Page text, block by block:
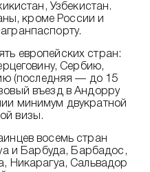
Узбекистан.
кроме России и
европейских стран:
Сербию,
(последняя — до 15
въезд в Андорру
минимум двукратной
визы.
восемь стран
и Барбуда, Барбадос,
Никарагуа, Сальвадор